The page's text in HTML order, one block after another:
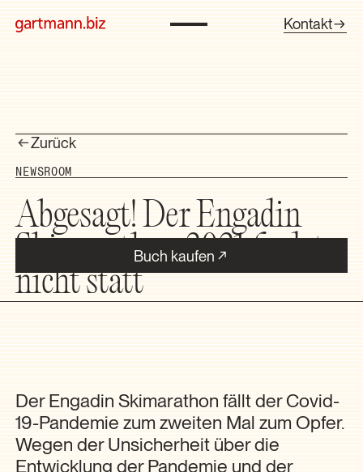
Buch kaufen
Kontakt
Zurück
NEWSROOM
Abgesagt! Der Engadin
Skimarathon 2021 findet
nicht statt
Der Engadin Skimarathon fällt der Covid-
19-Pandemie zum zweiten Mal zum Opfer.
Wegen der Unsicherheit über die
Entwicklung der Pandemie und der